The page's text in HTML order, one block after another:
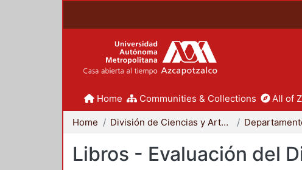
Home Communities & Collections All of
Home División de Ciencias y Artes para el Diseño
Libros - Evaluación del